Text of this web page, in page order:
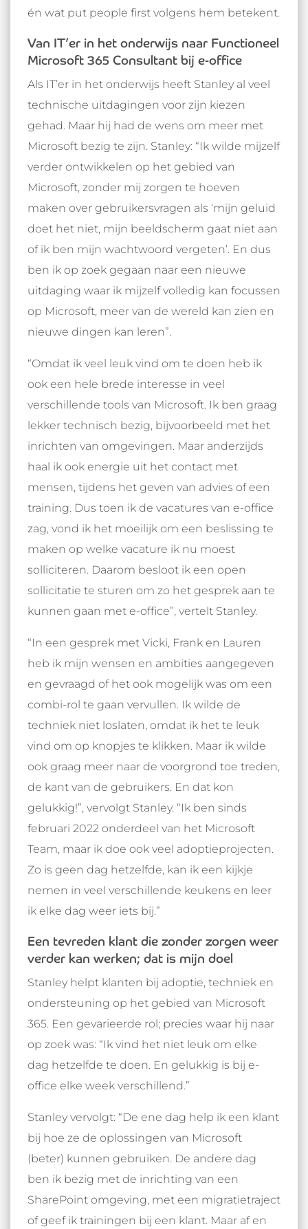
én wat put people first volgens hem betekent.
Van IT’er in het onderwijs naar Functioneel
Microsoft 365 Consultant bij e-office
Als IT’er in het onderwijs heeft Stanley al veel
technische uitdagingen voor zijn kiezen
gehad. Maar hij had de wens om meer met
Microsoft bezig te zijn. Stanley: “Ik wilde mijzelf
verder ontwikkelen op het gebied van
Microsoft, zonder mij zorgen te hoeven
maken over gebruikersvragen als ‘mijn geluid
doet het niet, mijn beeldscherm gaat niet aan
of ik ben mijn wachtwoord vergeten’. En dus
ben ik op zoek gegaan naar een nieuwe
uitdaging waar ik mijzelf volledig kan focussen
op Microsoft, meer van de wereld kan zien en
nieuwe dingen kan leren”.
“Omdat ik veel leuk vind om te doen heb ik
ook een hele brede interesse in veel
verschillende tools van Microsoft. Ik ben graag
lekker technisch bezig, bijvoorbeeld met het
inrichten van omgevingen. Maar anderzijds
haal ik ook energie uit het contact met
mensen, tijdens het geven van advies of een
training. Dus toen ik de vacatures van e-office
zag, vond ik het moeilijk om een beslissing te
maken op welke vacature ik nu moest
solliciteren. Daarom besloot ik een open
sollicitatie te sturen om zo het gesprek aan te
kunnen gaan met e-office”, vertelt Stanley.
“In een gesprek met Vicki, Frank en Lauren
heb ik mijn wensen en ambities aangegeven
en gevraagd of het ook mogelijk was om een
combi-rol te gaan vervullen. Ik wilde de
techniek niet loslaten, omdat ik het te leuk
vind om op knopjes te klikken. Maar ik wilde
ook graag meer naar de voorgrond toe treden,
de kant van de gebruikers. En dat kon
gelukkig!”, vervolgt Stanley. “Ik ben sinds
februari 2022 onderdeel van het Microsoft
Team, maar ik doe ook veel adoptieprojecten.
Zo is geen dag hetzelfde, kan ik een kijkje
nemen in veel verschillende keukens en leer
ik elke dag weer iets bij.”
Een tevreden klant die zonder zorgen weer
verder kan werken; dat is mijn doel
Stanley helpt klanten bij adoptie, techniek en
ondersteuning op het gebied van Microsoft
365. Een gevarieerde rol; precies waar hij naar
op zoek was: “Ik vind het niet leuk om elke
dag hetzelfde te doen. En gelukkig is bij e-
office elke week verschillend.”
Stanley vervolgt: “De ene dag help ik een klant
bij hoe ze de oplossingen van Microsoft
(beter) kunnen gebruiken. De andere dag
ben ik bezig met de inrichting van een
SharePoint omgeving, met een migratietraject
of geef ik trainingen bij een klant. Maar af en